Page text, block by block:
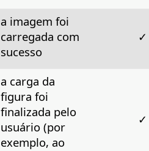
a imagem foi
carregada com
sucesso
✓
a carga da
figura foi
finalizada pelo
usuário (por
exemplo, ao
✓